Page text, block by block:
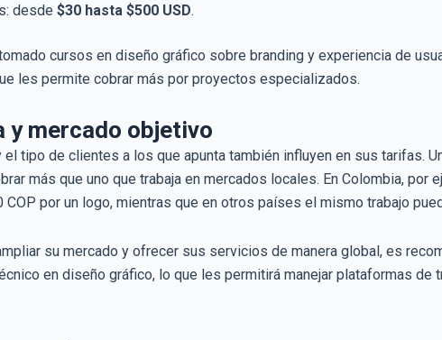
desde $30 hasta $500 USD.
cursos en diseño gráfico sobre branding y experiencia de
les permite cobrar más por proyectos especializados.
y mercado objetivo
tipo de clientes a los que apunta también influyen en sus tarifas.
más que uno que trabaja en mercados locales. En Colombia, por
por un logo, mientras que en otros países el mismo trabajo
su mercado y ofrecer sus servicios de manera global, es
en diseño gráfico, lo que les permitirá manejar plataformas de